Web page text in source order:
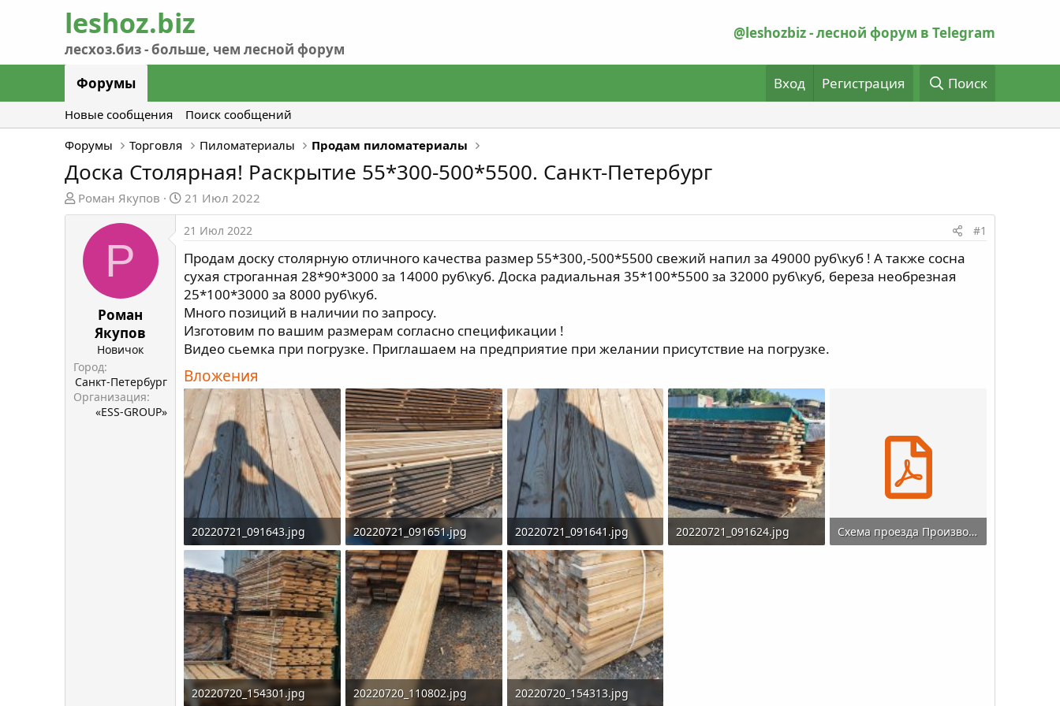
@leshozbiz - лесной форум в Telegram
Форумы Вход Регистрация Поиск
Новые сообщения
Поиск сообщений
Форумы
Торговля Пиломатериалы Продам пиломатериалы
Доска Столярная! Раскрытие 55*300-500*5500. Санкт-Петербург
А
в
о
р
Роман Якупов
Д
а
т
н
а
ч
а
л
а
21 Июл 2022
Р
Роман
Якупов
Новичок
Город
Санкт-Петербург
Организация
«ESS-GROUP»
21 Июл 2022 #1
Продам доску столярную отличного качества размер 55*300,-500*5500 свежий напил за 49000 руб\куб ! А также сосна
сухая строганная 28*90*3000 за 14000 руб\куб. Доска радиальная 35*100*5500 за 32000 руб\куб, береза необрезная
25*100*3000 за 8000 руб\куб.
Много позиций в наличии по запросу.
Изготовим по вашим размерам согласно спецификации !
Видео сьемка при погрузке. Приглашаем на предприятие при желании присутствие на погрузке.
Вложения
20220721_091643.jpg
6.1 MB · Просмотры: 398
20220721_091651.jpg
6.3 MB · Просмотры: 325
20220721_091641.jpg
5.4 MB · Просмотры: 388
20220721_091624.jpg
Схема проезда Производство-склад.pdf
20220720_154301.jpg
20220720_110802.jpg
20220720_154313.jpg